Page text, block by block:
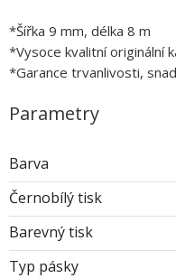
*Šířka 9 mm, délka 8 m
*Vysoce kvalitní originální
*Garance trvanlivosti,
Parametry
Barva
Černobílý tisk
Barevný tisk
Typ pásky